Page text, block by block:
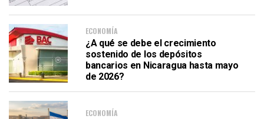
ECONOMÍA
¿A qué se debe el crecimiento
sostenido de los depósitos
bancarios en Nicaragua hasta mayo
de 2026?
ECONOMÍA